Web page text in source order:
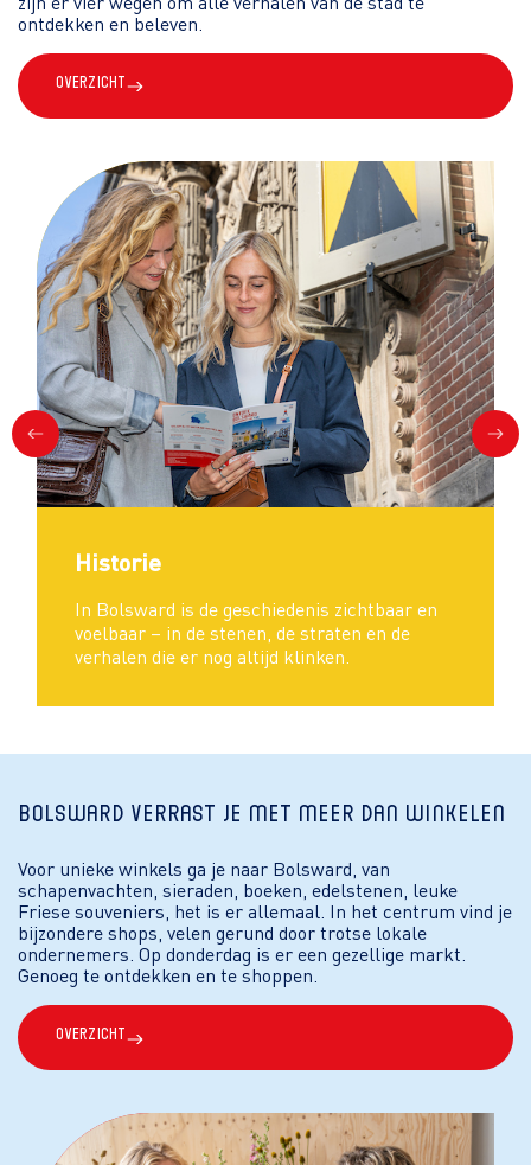
ontdekken en beleven.
Overzicht
Historie
In Bolsward is de geschiedenis zichtbaar en
voelbaar – in de stenen, de straten en de
verhalen die er nog altijd klinken.
Bolsward verrast je met meer dan winkelen
Voor unieke winkels ga je naar Bolsward, van
schapenvachten, sieraden, boeken, edelstenen, leuke
Friese souveniers, het is er allemaal. In het centrum vind je
bijzondere shops, velen gerund door trotse lokale
ondernemers. Op donderdag is er een gezellige markt.
Genoeg te ontdekken en te shoppen.
Overzicht